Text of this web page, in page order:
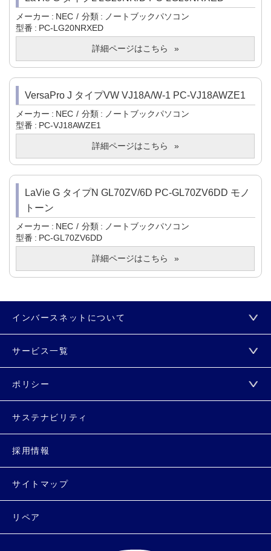
メーカー NEC 分類
ノートブックパソコン
型番
PC-LG20NRXED
詳細ページはこちら
VersaPro J タイプVW VJ18A/W-1 PC-VJ18AWZE1
メーカー NEC 分類
ノートブックパソコン
型番
PC-VJ18AWZE1
詳細ページはこちら
LaVie G タイプN GL70ZV/6D PC-GL70ZV6DD モノ
トーン
メーカー NEC 分類
ノートブックパソコン
型番
PC-GL70ZV6DD
詳細ページはこちら
インバースネットについて
サービス一覧
ポリシー
サステナビリティ
採用情報
サイトマップ
リペア